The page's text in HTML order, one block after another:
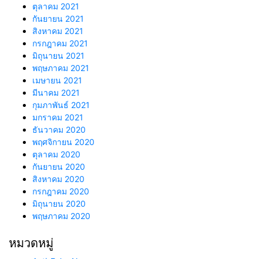
ตุลาคม 2021
กันยายน 2021
สิงหาคม 2021
กรกฎาคม 2021
มิถุนายน 2021
พฤษภาคม 2021
เมษายน 2021
มีนาคม 2021
กุมภาพันธ์ 2021
มกราคม 2021
ธันวาคม 2020
พฤศจิกายน 2020
ตุลาคม 2020
กันยายน 2020
สิงหาคม 2020
กรกฎาคม 2020
มิถุนายน 2020
พฤษภาคม 2020
หมวดหมู่